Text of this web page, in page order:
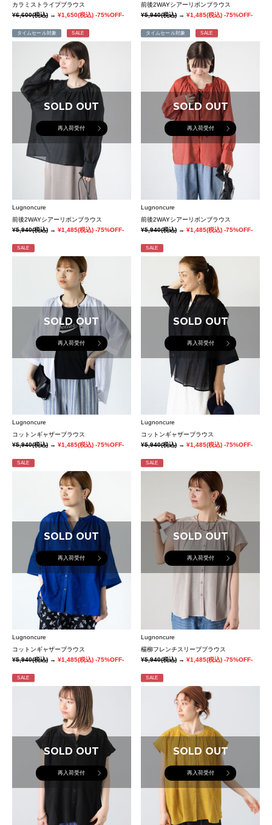
カラミストライプブラウス
¥6,600(税込) → ¥1,650(税込) -75%OFF-
前後2WAYシアーリボンブラウス
¥5,940(税込)→¥1,485(税込) -75%OFF-
タイムセール対象 SALE
SOLD OUT
再入荷受付
Lugnoncure
前後2WAYシアーリボンブラウス
¥5,940(税込) → ¥1,485(税込) -75%OFF-
タイムセール対象 SALE
SOLD OUT
再入荷受付
Lugnoncure
前後2WAYシアーリボンブラウス
¥5,940(税込)→¥1,485(税込) -75%OFF-
SALE
SOLD OUT
再入荷受付
Lugnoncure
コットンギャザーブラウス
¥5,940(税込) → ¥1,485(税込) -75%OFF-
SALE
SOLD OUT
再入荷受付
Lugnoncure
コットンギャザーブラウス
¥5,940(税込)→¥1,485(税込) -75%OFF-
SALE
SOLD OUT
再入荷受付
Lugnoncure
コットンギャザーブラウス
¥5,940(税込) → ¥1,485(税込) -75%OFF-
SALE
SOLD OUT
再入荷受付
Lugnoncure
楊柳フレンチスリーブブラウス
¥5,940(税込)→¥1,485(税込) -75%OFF-
SALE
SOLD OUT
再入荷受付
SALE
SOLD OUT
再入荷受付